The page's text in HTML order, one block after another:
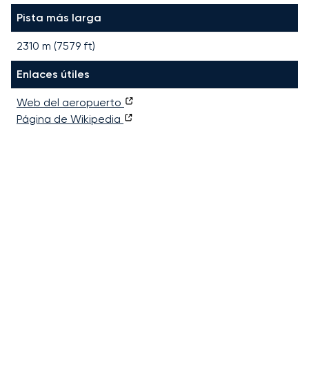
Pista más larga
2310 m (7579 ft)
Enlaces útiles
Web del aeropuerto
Página de Wikipedia